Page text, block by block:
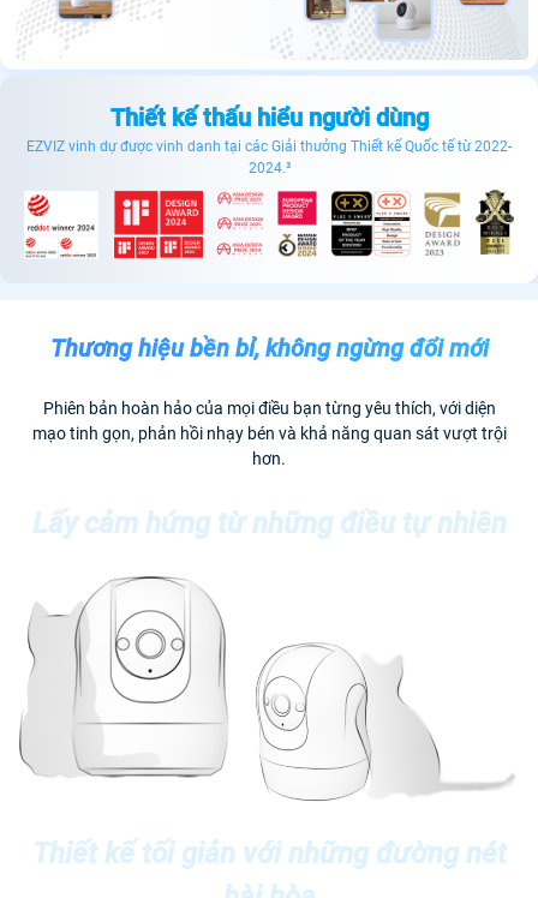
Thiết kế thấu hiểu người dùng
EZVIZ vinh dự được vinh danh tại các Giải thưởng Thiết kế Quốc tế từ 2022-
2024.³
Thương hiệu bền bỉ, không ngừng đổi mới
Phiên bản hoàn hảo của mọi điều bạn từng yêu thích, với diện
mạo tinh gọn, phản hồi nhạy bén và khả năng quan sát vượt trội
hơn.
Lấy cảm hứng từ những điều tự nhiên
Thiết kế tối giản với những đường nét